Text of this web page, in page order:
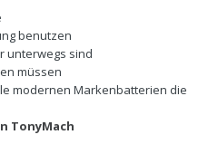
benutzen
unterwegs sind
müssen
modernen Markenbatterien die
TonyMach